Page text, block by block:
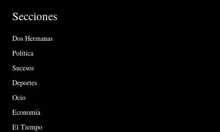
Secciones
Dos Hermanas
Política
Sucesos
Deportes
Ocio
Economía
El Tiempo